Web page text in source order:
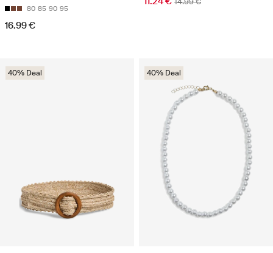
80 85 90 95
16.99 €
40% Deal 40% Deal